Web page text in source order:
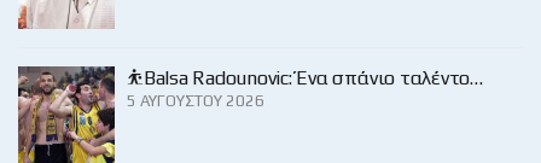
⛹️Balsa Radounovic: Ένα σπάνιο ταλέντο…
5 ΑΥΓΟΎΣΤΟΥ 2026